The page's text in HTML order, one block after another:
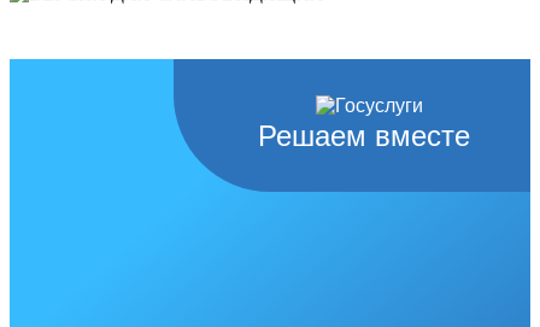
Решаем вместе